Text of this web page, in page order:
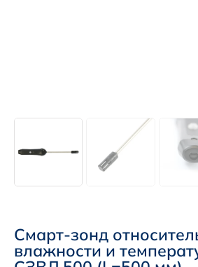
Смарт-зонд
влажности и